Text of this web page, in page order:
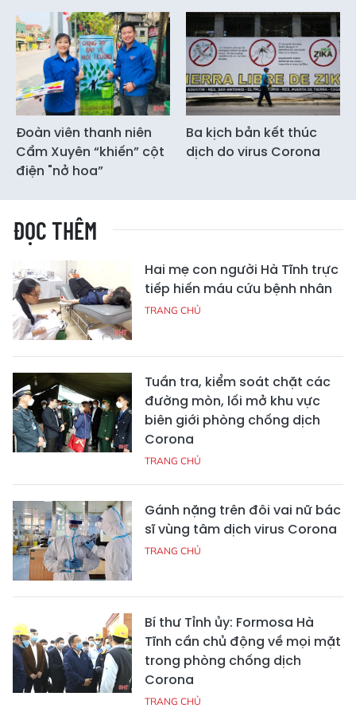
Đoàn viên thanh niên
Cẩm Xuyên “khiến” cột
điện "nở hoa”
Ba kịch bản kết thúc
dịch do virus Corona
ĐỌC THÊM
Hai mẹ con người Hà Tĩnh trực
tiếp hiến máu cứu bệnh nhân
TRANG CHỦ
Tuần tra, kiểm soát chặt các
đường mòn, lối mở khu vực
biên giới phòng chống dịch
Corona
TRANG CHỦ
Gánh nặng trên đôi vai nữ bác
sĩ vùng tâm dịch virus Corona
TRANG CHỦ
Bí thư Tỉnh ủy: Formosa Hà
Tĩnh cần chủ động về mọi mặt
trong phòng chống dịch
Corona
TRANG CHỦ